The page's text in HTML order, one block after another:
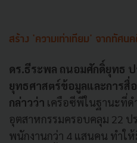
สร้าง 'ความเท่าเทียม' จากทัศน
ดร.ธีระพล ถนอมศักดิ์ยุทธ
ยุทธศาสตร์ข้อมูลและการสื่
กล่าวว่า เครือซีพีในฐานะที่ด
อุตสาหกรรมครอบคลุม 22 ป
พนักงานกว่า 4 แสนคน ทำใ